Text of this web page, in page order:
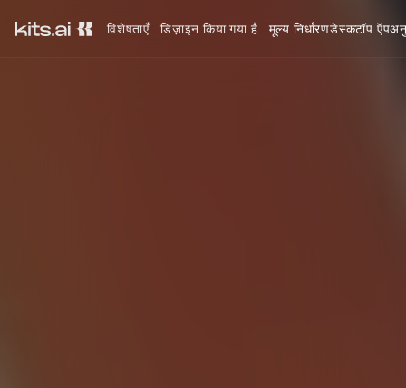
विशेषताएँ डिज़ाइन किया गया है मूल्य निर्धारणडेस्कटॉप ऍप